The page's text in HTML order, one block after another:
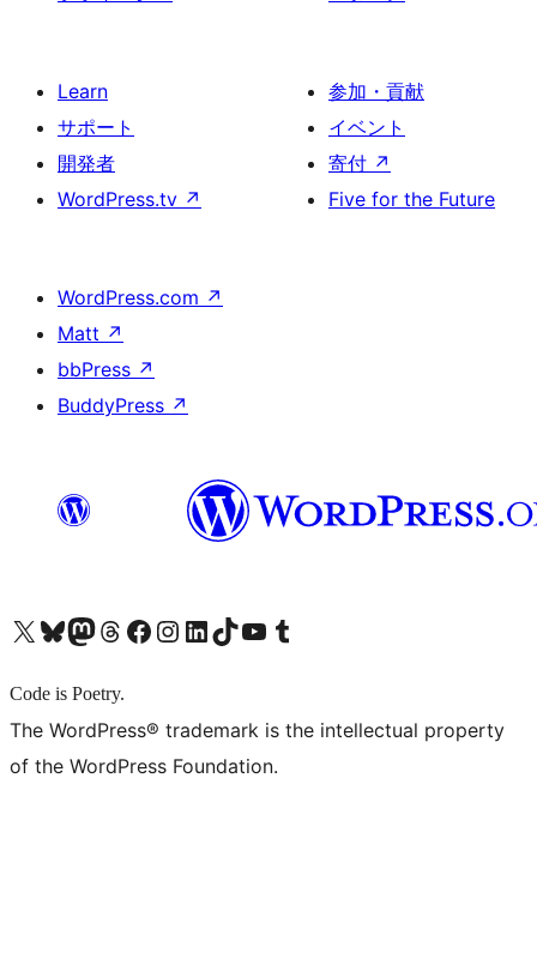
Learn
サポート
開発者
WordPress.tv ↗
参加・貢献
イベント
寄付 ↗
Five for the Future
WordPress.com ↗
Matt ↗
bbPress ↗
BuddyPress ↗
X (旧 Twitter) アカウントへBluesky アカウントへMastodon アカウントへThreads アカウントへ Facebook ページへInstagram アカウントへ LinkedIn アカウントへTikTok アカウントへYouTube チャンネルへ Tumblr アカウントへ
Code is Poetry.
The WordPress® trademark is the intellectual property
of the WordPress Foundation.